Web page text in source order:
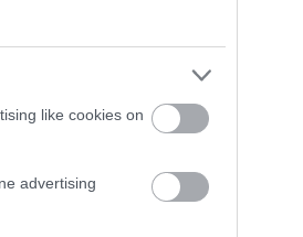
like cookies on
advertising
07.08.2026 | 14:45
Πότε θα πληρωθούν
οι συντάξεις
07.08.2026 | 14:30